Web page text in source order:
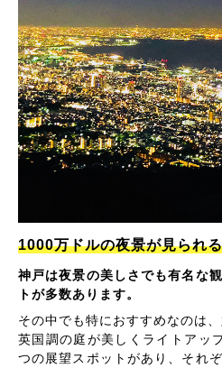
1000万ドルの夜景が見られ
神戸は夜景の美しさでも有名な
トが多数あります。
その中でも特におすすめなのは
英国調の庭が美しくライトアッ
つの展望スポットがあり、それ